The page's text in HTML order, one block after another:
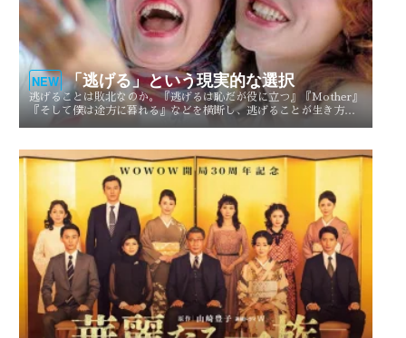
NEW 「逃げる」という現実的な選択
逃げることは敗北なのか。『逃げるは恥だが役に立つ』『Mother』
『そして僕は途方に暮れる』などを横断し、逃げることが生き方や